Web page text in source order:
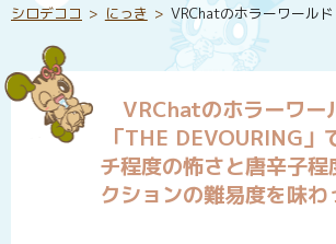
シロデココ にっき VRChatのホラーワール
VRChatのホラーワー
「THE DEVOURING」
チ程度の怖さと唐辛子程
クションの難易度を味わ